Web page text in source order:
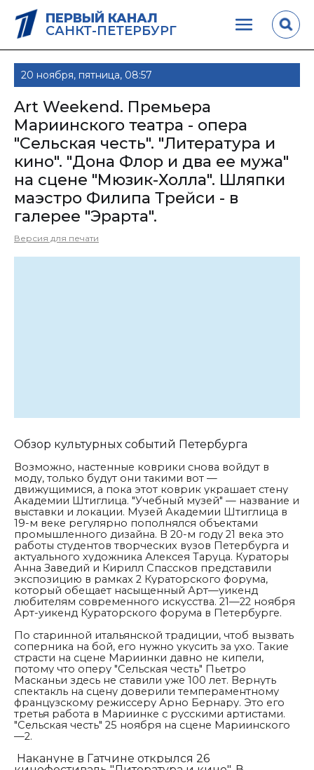
ПЕРВЫЙ КАНАЛ
САНКТ-ПЕТЕРБУРГ
20 ноября, пятница, 08:57
Art Weekend. Премьера
Мариинского театра - опера
"Сельская честь". "Литература и
кино". "Дона Флор и два ее мужа"
на сцене "Мюзик-Холла". Шляпки
маэстро Филипа Трейси - в
галерее "Эрарта".
Версия для печати
Обзор культурных событий Петербурга
Возможно, настенные коврики снова войдут в
моду, только будут они такими вот —
движущимися, а пока этот коврик украшает стену
Академии Штиглица. "Учебный музей" — название и
выставки и локации. Музей Академии Штиглица в
19-м веке регулярно пополнялся объектами
промышленного дизайна. В 20-м году 21 века это
работы студентов творческих вузов Петербурга и
актуального художника Алексея Таруца. Кураторы
Анна Заведий и Кирилл Спассков представили
экспозицию в рамках 2 Кураторского форума,
который обещает насыщенный Арт—уикенд
любителям современного искусства. 21—22 ноября
Арт-уикенд Кураторского форума в Петербурге.
По старинной итальянской традиции, чтоб вызвать
соперника на бой, его нужно укусить за ухо. Такие
страсти на сцене Мариинки давно не кипели,
потому что оперу "Сельская честь" Пьетро
Масканьи здесь не ставили уже 100 лет. Вернуть
спектакль на сцену доверили темпераментному
французскому режиссеру Арно Бернару. Это его
третья работа в Мариинке с русскими артистами.
"Сельская честь" 25 ноября на сцене Мариинского
—2.
Накануне в Гатчине открылся 26